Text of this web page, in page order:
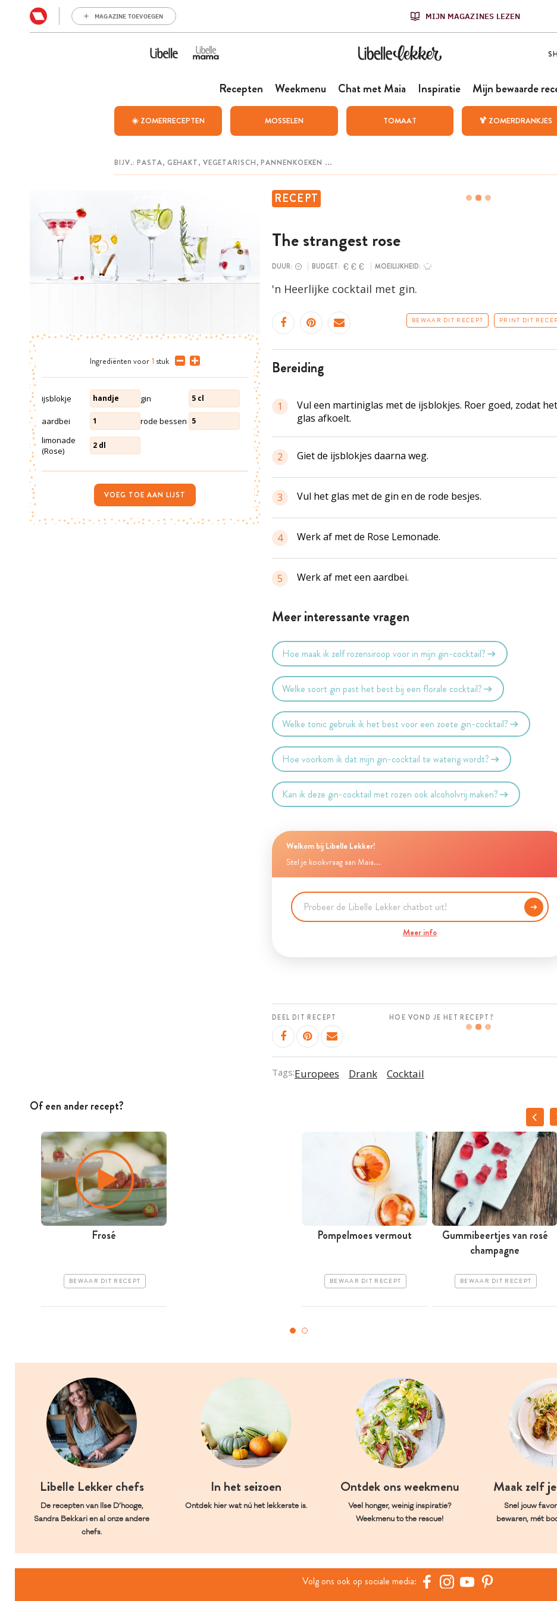
MAGAZINE TOEVOEGEN MIJN MAGAZINES LEZEN
Recepten Weekmenu Chat met Maia Inspiratie Mijn bewaarde
☀️ ZOMERRECEPTEN MOSSELEN TOMAAT 🍹 ZOMERDRANKJES
RECEPT
The strangest rose
DUUR: BUDGET: MOEILIJKHEID:
'n Heerlijke cocktail met gin.
BEWAAR DIT RECEPT PRINT DIT
bereiding
1
Vul een martiniglas met de ijsblokjes. Roer goed, zodat het
glas afkoelt.
2 Giet de ijsblokjes daarna weg.
3 Vul het glas met de gin en de rode besjes.
4 Werk af met de Rose Lemonade.
5 Werk af met een aardbei.
Meer interessante vragen
Hoe maak ik zelf rozensiroop voor in mijn gin-cocktail?
Welke soort gin past het best bij een florale cocktail?
Welke tonic gebruik ik het best voor een zoete gin-cocktail?
Hoe voorkom ik dat mijn gin-cocktail te waterig wordt?
Kan ik deze gin-cocktail met rozen ook alcoholvrij maken?
Welkom bij Libelle Lekker!
Stel je kookvraag aan Maia...
Meer info
DEEL DIT RECEPT HOE VOND JE HET RECEPT?
Tags:Europees Drank Cocktail
Ingrediënten voor 1 stuk
ijsblokje handje gin 5 cl
aardbei 1 rode bessen 5
limonade
(Rose)
2 dl
VOEG TOE AAN LIJST
Of een ander recept?
Frosé
BEWAAR DIT RECEPT
Pompelmoes vermout
BEWAAR DIT RECEPT
Gummibeertjes van rosé
champagne
BEWAAR DIT RECEPT
Libelle Lekker chefs
De recepten van Ilse D’hooge,
Sandra Bekkari en al onze andere
chefs.
In het seizoen
Ontdek hier wat nú het lekkerste is.
Ontdek ons weekmenu
Veel honger, weinig inspiratie?
Weekmenu to the rescue!
Maak zelf
Snel jouw
bewaren, mét
Volg ons ook op sociale media: